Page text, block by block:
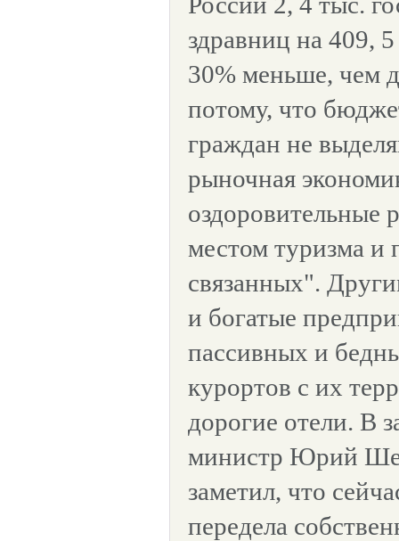
здравниц на 409,
30% меньше, чем
потому, что
граждан не
рыночная
оздоровительные
местом туризма и
связанных".
и богатые
пассивных и
курортов с их
дорогие отели. В
министр Юрий
заметил, что
передела